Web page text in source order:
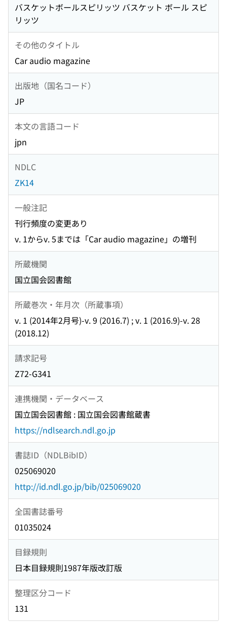
バスケットボールスピリッツ バスケット ボール スピ
リッツ
その他のタイトル
Car audio magazine
出版地（国名コード）
JP
本文の言語コード
jpn
NDLC
ZK14
一般注記
刊行頻度の変更あり
v. 1からv. 5までは「Car audio magazine」の増刊
所蔵機関
国立国会図書館
所蔵巻次・年月次（所蔵事項）
v. 1 (2014年2月号)-v. 9 (2016.7) ; v. 1 (2016.9)-v. 28
(2018.12)
請求記号
Z72-G341
連携機関・データベース
国立国会図書館 : 国立国会図書館蔵書
https://ndlsearch.ndl.go.jp
書誌ID（NDLBibID）
025069020
http://id.ndl.go.jp/bib/025069020
全国書誌番号
01035024
目録規則
日本目録規則1987年版改訂版
整理区分コード
131